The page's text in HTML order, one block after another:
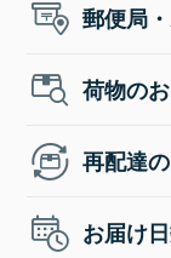
郵便局
荷物の
再配達
お届け